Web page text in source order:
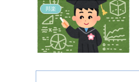
邦楽